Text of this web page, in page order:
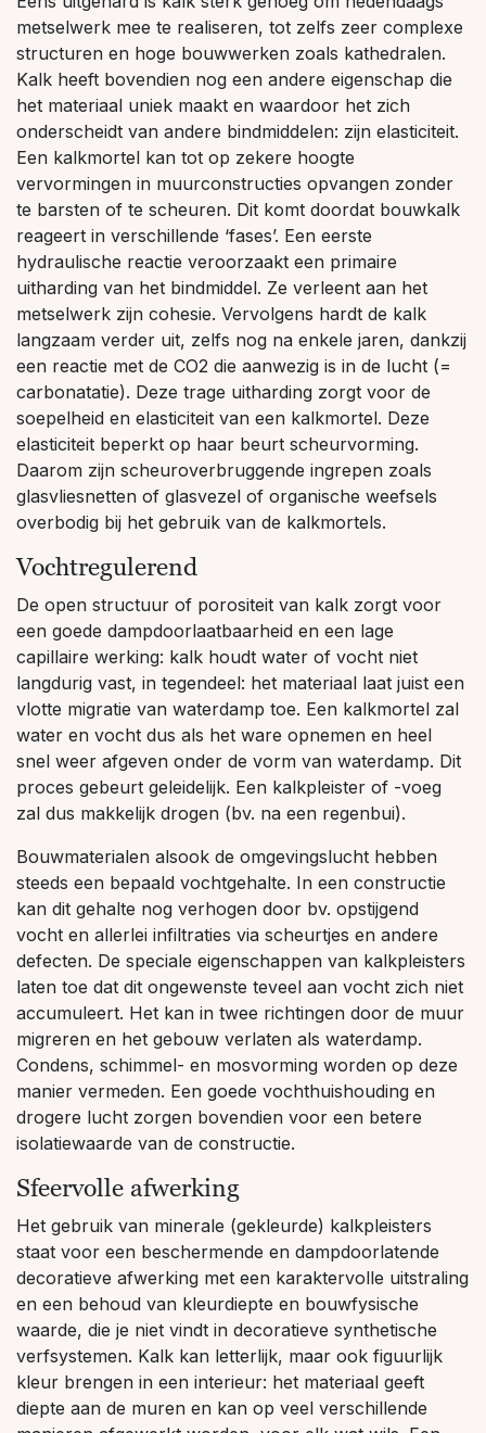
metselwerk mee te realiseren, tot zelfs zeer complexe
structuren en hoge bouwwerken zoals kathedralen.
Kalk heeft bovendien nog een andere eigenschap die
het materiaal uniek maakt en waardoor het zich
onderscheidt van andere bindmiddelen: zijn elasticiteit.
Een kalkmortel kan tot op zekere hoogte
vervormingen in muurconstructies opvangen zonder
te barsten of te scheuren. Dit komt doordat bouwkalk
reageert in verschillende ‘fases’. Een eerste
hydraulische reactie veroorzaakt een primaire
uitharding van het bindmiddel. Ze verleent aan het
metselwerk zijn cohesie. Vervolgens hardt de kalk
langzaam verder uit, zelfs nog na enkele jaren, dankzij
een reactie met de CO2 die aanwezig is in de lucht (=
carbonatatie). Deze trage uitharding zorgt voor de
soepelheid en elasticiteit van een kalkmortel. Deze
elasticiteit beperkt op haar beurt scheurvorming.
Daarom zijn scheuroverbruggende ingrepen zoals
glasvliesnetten of glasvezel of organische weefsels
overbodig bij het gebruik van de kalkmortels.
Vochtregulerend
De open structuur of porositeit van kalk zorgt voor
een goede dampdoorlaatbaarheid en een lage
capillaire werking: kalk houdt water of vocht niet
langdurig vast, in tegendeel: het materiaal laat juist een
vlotte migratie van waterdamp toe. Een kalkmortel zal
water en vocht dus als het ware opnemen en heel
snel weer afgeven onder de vorm van waterdamp. Dit
proces gebeurt geleidelijk. Een kalkpleister of -voeg
zal dus makkelijk drogen (bv. na een regenbui).
Bouwmaterialen alsook de omgevingslucht hebben
steeds een bepaald vochtgehalte. In een constructie
kan dit gehalte nog verhogen door bv. opstijgend
vocht en allerlei infiltraties via scheurtjes en andere
defecten. De speciale eigenschappen van kalkpleisters
laten toe dat dit ongewenste teveel aan vocht zich niet
accumuleert. Het kan in twee richtingen door de muur
migreren en het gebouw verlaten als waterdamp.
Condens, schimmel- en mosvorming worden op deze
manier vermeden. Een goede vochthuishouding en
drogere lucht zorgen bovendien voor een betere
isolatiewaarde van de constructie.
Sfeervolle afwerking
Het gebruik van minerale (gekleurde) kalkpleisters
staat voor een beschermende en dampdoorlatende
decoratieve afwerking met een karaktervolle uitstraling
en een behoud van kleurdiepte en bouwfysische
waarde, die je niet vindt in decoratieve synthetische
verfsystemen. Kalk kan letterlijk, maar ook figuurlijk
kleur brengen in een interieur: het materiaal geeft
diepte aan de muren en kan op veel verschillende